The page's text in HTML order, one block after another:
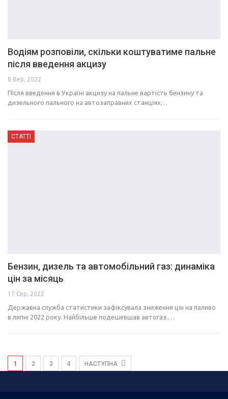
Водіям розповіли, скільки коштуватиме пальне
після введення акцизу
8 Вер, 2022
Після введення в Україні акцизу на пальне вартість бензину та
дизельного пального на автозаправних станціях…
СТАТТІ
Бензин, дизель та автомобільний газ: динаміка
цін за місяць
17 Сер, 2022
Державна служба статистики зафіксувала зниження цін на паливо
в липні 2022 року. Найбільше подешевшав автогаз.…
1 2 3 4 НАСТУПНА